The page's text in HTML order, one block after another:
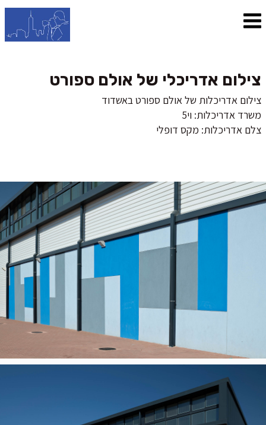
צילום אדריכלי של אולם ספורט
צילום אדריכלות של אולם ספורט באשדוד
משרד אדריכלות: וי5
צלם אדריכלות: מקס דופלי